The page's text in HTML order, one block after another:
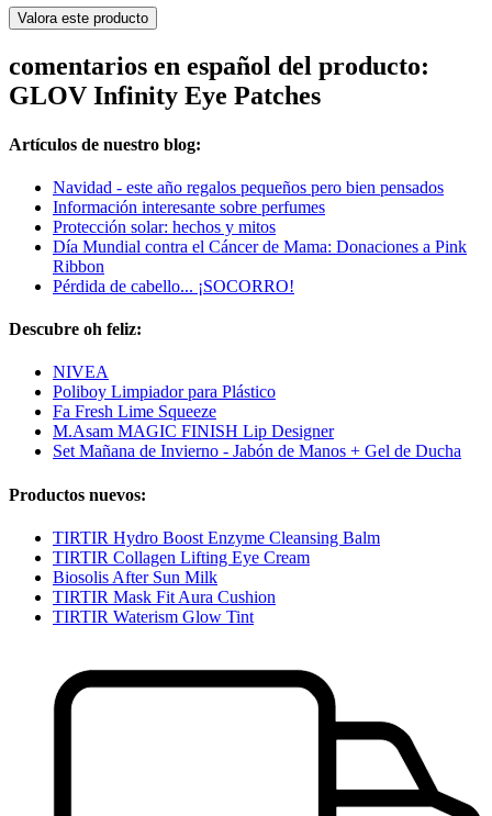
Valora este producto
comentarios en español del producto:
GLOV Infinity Eye Patches
Artículos de nuestro blog:
Navidad - este año regalos pequeños pero bien pensados
Información interesante sobre perfumes
Protección solar: hechos y mitos
Día Mundial contra el Cáncer de Mama: Donaciones a Pink
Ribbon
Pérdida de cabello... ¡SOCORRO!
Descubre oh feliz:
NIVEA
Poliboy Limpiador para Plástico
Fa Fresh Lime Squeeze
M.Asam MAGIC FINISH Lip Designer
Set Mañana de Invierno - Jabón de Manos + Gel de Ducha
Productos nuevos:
TIRTIR Hydro Boost Enzyme Cleansing Balm
TIRTIR Collagen Lifting Eye Cream
Biosolis After Sun Milk
TIRTIR Mask Fit Aura Cushion
TIRTIR Waterism Glow Tint